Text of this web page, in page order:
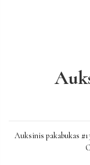
Auksinis pakabukas